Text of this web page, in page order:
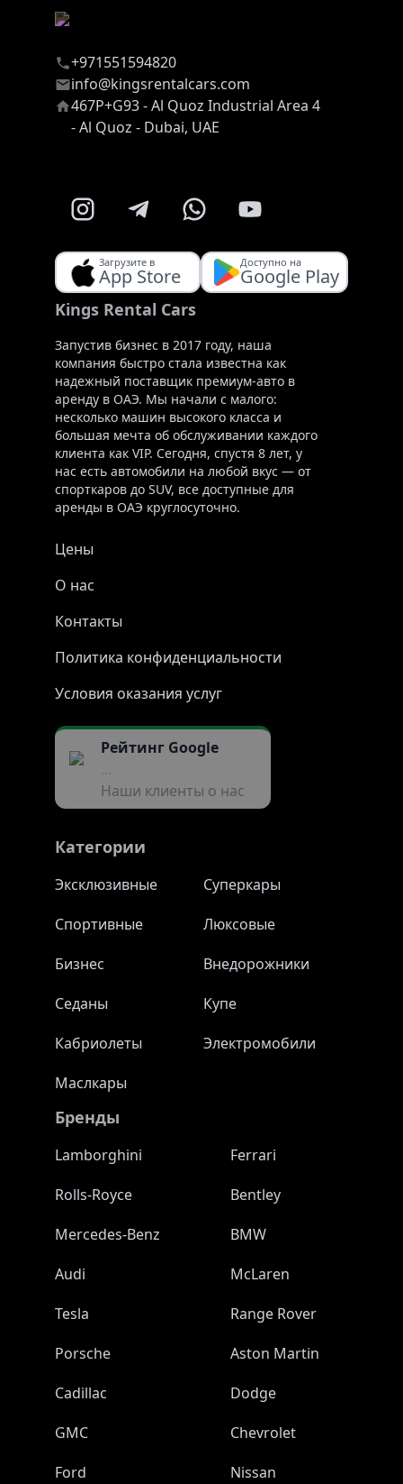
+971551594820
info@kingsrentalcars.com
467P+G93 - Al Quoz Industrial Area 4
- Al Quoz - Dubai, UAE
Загрузите в
App Store
Доступно на
Google Play
Kings Rental Cars
Запустив бизнес в 2017 году, наша
компания быстро стала известна как
надежный поставщик премиум-авто в
аренду в ОАЭ. Мы начали с малого:
несколько машин высокого класса и
большая мечта об обслуживании каждого
клиента как VIP. Сегодня, спустя 8 лет, у
нас есть автомобили на любой вкус — от
спорткаров до SUV, все доступные для
аренды в ОАЭ круглосуточно.
Цены
О нас
Контакты
Политика конфиденциальности
Условия оказания услуг
Рейтинг Google
Наши клиенты о нас
Категории
Эксклюзивные
Суперкары
Спортивные
Люксовые
Бизнес
Внедорожники
Седаны
Купе
Кабриолеты
Электромобили
Маслкары
Бренды
Lamborghini
Ferrari
Rolls-Royce
Bentley
Mercedes-Benz
BMW
Audi
McLaren
Tesla
Range Rover
Porsche
Aston Martin
Cadillac
Dodge
GMC
Chevrolet
Ford
Nissan